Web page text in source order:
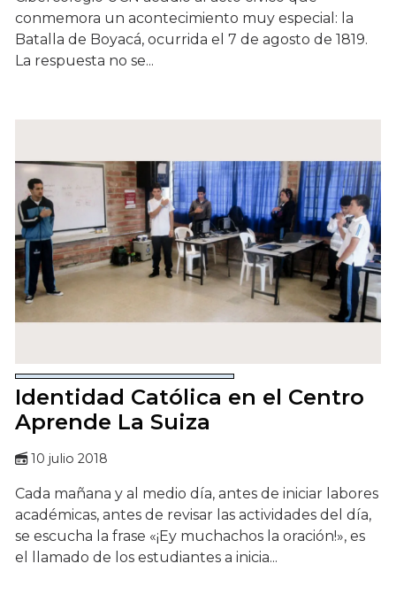
conmemora un acontecimiento muy especial: la
Batalla de Boyacá, ocurrida el 7 de agosto de 1819.
La respuesta no se...
Identidad Católica en el Centro
Aprende La Suiza
10 julio 2018
Cada mañana y al medio día, antes de iniciar labores
académicas, antes de revisar las actividades del día,
se escucha la frase «¡Ey muchachos la oración!», es
el llamado de los estudiantes a inicia...